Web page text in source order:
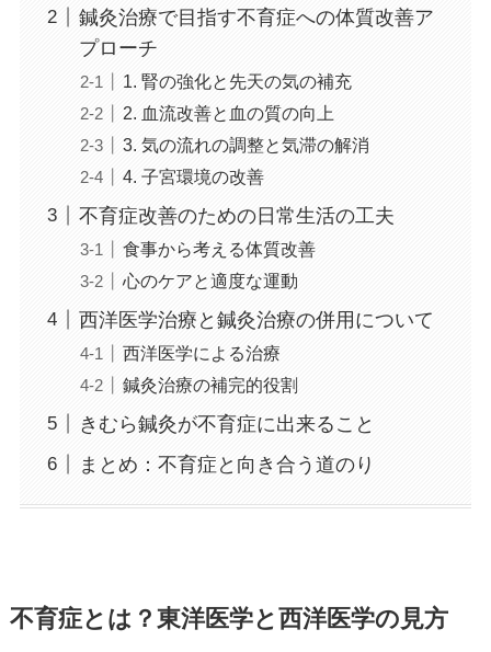
鍼灸治療で目指す不育症への体質改善ア
プローチ
1. 腎の強化と先天の気の補充
2. 血流改善と血の質の向上
3. 気の流れの調整と気滞の解消
4. 子宮環境の改善
不育症改善のための日常生活の工夫
食事から考える体質改善
心のケアと適度な運動
西洋医学治療と鍼灸治療の併用について
西洋医学による治療
鍼灸治療の補完的役割
きむら鍼灸が不育症に出来ること
まとめ：不育症と向き合う道のり
不育症とは？東洋医学と西洋医学の見方